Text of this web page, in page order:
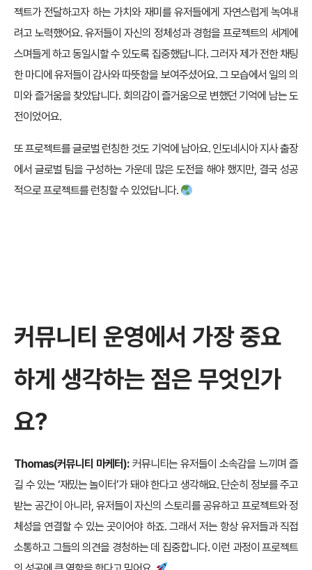
젝트가 전달하고자 하는 가치와 재미를 유저들에게 자연스럽게 녹여내
려고 노력했어요. 유저들이 자신의 정체성과 경험을 프로젝트의 세계에
스며들게 하고 동일시할 수 있도록 집중했답니다. 그러자 제가 전한 채팅
한 마디에 유저들이 감사와 따뜻함을 보여주셨어요. 그 모습에서 일의 의
미와 즐거움을 찾았답니다. 회의감이 즐거움으로 변했던 기억에 남는 도
전이었어요.
또 프로젝트를 글로벌 런칭한 것도 기억에 남아요. 인도네시아 지사 출장
에서 글로벌 팀을 구성하는 가운데 많은 도전을 해야 했지만, 결국 성공
적으로 프로젝트를 런칭할 수 있었답니다.
커뮤니티 운영에서 가장 중요
하게 생각하는 점은 무엇인가
요?
Thomas(커뮤니티 마케터): 커뮤니티는 유저들이 소속감을 느끼며 즐
길 수 있는 ‘재밌는 놀이터’가 돼야 한다고 생각해요. 단순히 정보를 주고
받는 공간이 아니라, 유저들이 자신의 스토리를 공유하고 프로젝트와 정
체성을 연결할 수 있는 곳이어야 하죠. 그래서 저는 항상 유저들과 직접
소통하고 그들의 의견을 경청하는 데 집중합니다. 이런 과정이 프로젝트